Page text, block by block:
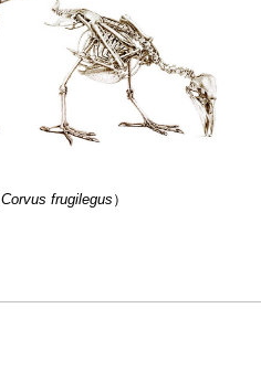
Corvus frugilegus ）